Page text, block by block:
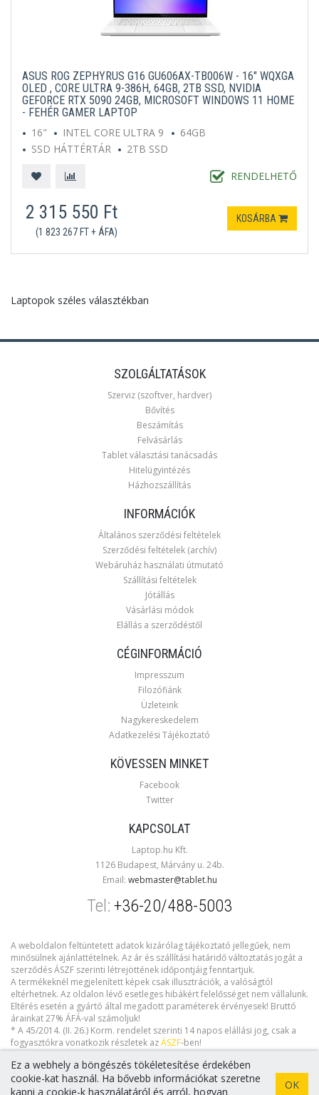
ASUS ROG ZEPHYRUS G16 GU606AX-TB006W - 16" WQXGA
OLED , CORE ULTRA 9-386H, 64GB, 2TB SSD, NVIDIA
GEFORCE RTX 5090 24GB, MICROSOFT WINDOWS 11 HOME
- FEHÉR GAMER LAPTOP
16"
INTEL CORE ULTRA 9
64GB
SSD HÁTTÉRTÁR
2TB SSD
RENDELHETŐ
2 315 550 Ft
(1 823 267 FT + ÁFA)
KOSÁRBA
Laptopok széles választékban
SZOLGÁLTATÁSOK
Szerviz (szoftver, hardver)
Bővítés
Beszámítás
Felvásárlás
Tablet választási tanácsadás
Hitelügyintézés
Házhozszállítás
INFORMÁCIÓK
Általános szerződési feltételek
Szerződési feltételek (archív)
Webáruház használati útmutató
Szállítási feltételek
Jótállás
Vásárlási módok
Elállás a szerződéstől
CÉGINFORMÁCIÓ
Impresszum
Filozófiánk
Üzleteink
Nagykereskedelem
Adatkezelési Tájékoztató
KÖVESSEN MINKET
Facebook
Twitter
KAPCSOLAT
Laptop.hu Kft.
1126 Budapest, Márvány u. 24b.
Email: webmaster@tablet.hu
Tel: +36-20/488-5003
A weboldalon feltüntetett adatok kizárólag tájékoztató jellegűek, nem
minősülnek ajánlattételnek. Az ár és szállítási határidő változtatás jogát a
szerződés ÁSZF szerinti létrejöttének időpontjáig fenntartjuk.
A termékeknél megjelenített képek csak illusztrációk, a valóságtól
eltérhetnek. Az oldalon lévő esetleges hibákért felelősséget nem vállalunk.
Eltérés esetén a gyártó által megadott paraméterek érvényesek! Bruttó
árainkat 27% ÁFÁ-val számoljuk!
* A 45/2014. (II. 26.) Korm. rendelet szerinti 14 napos elállási jog, csak a
fogyasztókra vonatkozik részletek azÁSZF-ben!
Copyright © 2026 tablet.hu. Minden jog fenntartva!
Ez a webhely a böngészés tökéletesítése érdekében
cookie-kat használ. Ha bővebb információkat szeretne
kapni a cookie-k használatáról és arról, hogyan
OK